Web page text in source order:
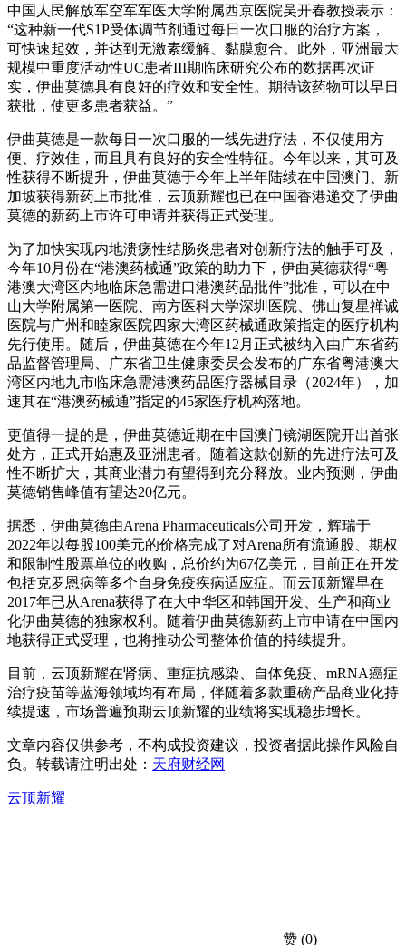
中国人民解放军空军军医大学附属西京医院吴开春教授表示：
“这种新一代S1P受体调节剂通过每日一次口服的治疗方案，
可快速起效，并达到无激素缓解、黏膜愈合。此外，亚洲最大
规模中重度活动性UC患者III期临床研究公布的数据再次证
实，伊曲莫德具有良好的疗效和安全性。期待该药物可以早日
获批，使更多患者获益。”
伊曲莫德是一款每日一次口服的一线先进疗法，不仅使用方
便、疗效佳，而且具有良好的安全性特征。今年以来，其可及
性获得不断提升，伊曲莫德于今年上半年陆续在中国澳门、新
加坡获得新药上市批准，云顶新耀也已在中国香港递交了伊曲
莫德的新药上市许可申请并获得正式受理。
为了加快实现内地溃疡性结肠炎患者对创新疗法的触手可及，
今年10月份在“港澳药械通”政策的助力下，伊曲莫德获得“粤
港澳大湾区内地临床急需进口港澳药品批件”批准，可以在中
山大学附属第一医院、南方医科大学深圳医院、佛山复星禅诚
医院与广州和睦家医院四家大湾区药械通政策指定的医疗机构
先行使用。随后，伊曲莫德在今年12月正式被纳入由广东省药
品监督管理局、广东省卫生健康委员会发布的广东省粤港澳大
湾区内地九市临床急需港澳药品医疗器械目录（2024年），加
速其在“港澳药械通”指定的45家医疗机构落地。
更值得一提的是，伊曲莫德近期在中国澳门镜湖医院开出首张
处方，正式开始惠及亚洲患者。随着这款创新的先进疗法可及
性不断扩大，其商业潜力有望得到充分释放。业内预测，伊曲
莫德销售峰值有望达20亿元。
据悉，伊曲莫德由Arena Pharmaceuticals公司开发，辉瑞于
2022年以每股100美元的价格完成了对Arena所有流通股、期权
和限制性股票单位的收购，总价约为67亿美元，目前正在开发
包括克罗恩病等多个自身免疫疾病适应症。而云顶新耀早在
2017年已从Arena获得了在大中华区和韩国开发、生产和商业
化伊曲莫德的独家权利。随着伊曲莫德新药上市申请在中国内
地获得正式受理，也将推动公司整体价值的持续提升。
目前，云顶新耀在肾病、重症抗感染、自体免疫、mRNA癌症
治疗疫苗等蓝海领域均有布局，伴随着多款重磅产品商业化持
续提速，市场普遍预期云顶新耀的业绩将实现稳步增长。
文章内容仅供参考，不构成投资建议，投资者据此操作风险自
负。转载请注明出处： 天府财经网
云顶新耀
赞 (0)